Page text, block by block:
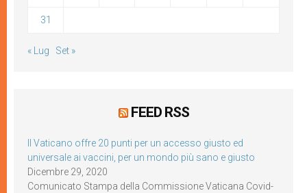
31
« Lug Set »
FEED RSS
Il Vaticano offre 20 punti per un accesso giusto ed
universale ai vaccini, per un mondo più sano e giusto
Dicembre 29, 2020
Comunicato Stampa della Commissione Vaticana Covid-